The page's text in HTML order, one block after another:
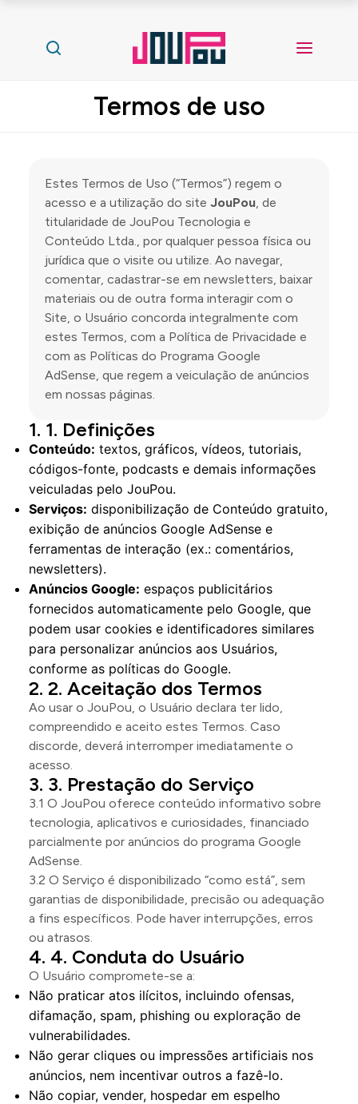
Termos de uso
Estes Termos de Uso (“Termos”) regem o
acesso e a utilização do site JouPou, de
titularidade de JouPou Tecnologia e
Conteúdo Ltda., por qualquer pessoa física ou
jurídica que o visite ou utilize. Ao navegar,
comentar, cadastrar-se em newsletters, baixar
materiais ou de outra forma interagir com o
Site, o Usuário concorda integralmente com
estes Termos, com a Política de Privacidade e
com as Políticas do Programa Google
AdSense, que regem a veiculação de anúncios
em nossas páginas.
1. Definições
Conteúdo: textos, gráficos, vídeos, tutoriais,
códigos-fonte, podcasts e demais informações
veiculadas pelo JouPou.
Serviços: disponibilização de Conteúdo gratuito,
exibição de anúncios Google AdSense e
ferramentas de interação (ex.: comentários,
newsletters).
Anúncios Google: espaços publicitários
fornecidos automaticamente pelo Google, que
podem usar cookies e identificadores similares
para personalizar anúncios aos Usuários,
conforme as políticas do Google.
2. Aceitação dos Termos
Ao usar o JouPou, o Usuário declara ter lido,
compreendido e aceito estes Termos. Caso
discorde, deverá interromper imediatamente o
acesso.
3. Prestação do Serviço
3.1 O JouPou oferece conteúdo informativo sobre
tecnologia, aplicativos e curiosidades, financiado
parcialmente por anúncios do programa Google
AdSense.
3.2 O Serviço é disponibilizado “como está”, sem
garantias de disponibilidade, precisão ou adequação
a fins específicos. Pode haver interrupções, erros
ou atrasos.
4. Conduta do Usuário
O Usuário compromete-se a:
Não praticar atos ilícitos, incluindo ofensas,
difamação, spam, phishing ou exploração de
vulnerabilidades.
Não gerar cliques ou impressões artificiais nos
anúncios, nem incentivar outros a fazê-lo.
Não copiar, vender, hospedar em espelho